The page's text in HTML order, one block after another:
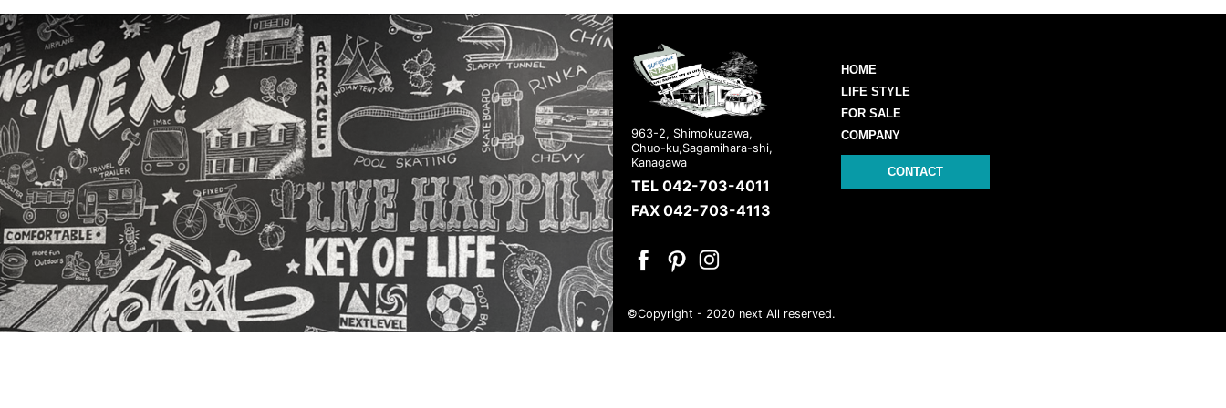
963-2, Shimokuzawa,
Chuo-ku,Sagamihara-shi,
Kanagawa
TEL 042-703-4011
FAX 042-703-4113
HOME
LIFE STYLE
FOR SALE
COMPANY
CONTACT
©Copyright - 2020 next All reserved.